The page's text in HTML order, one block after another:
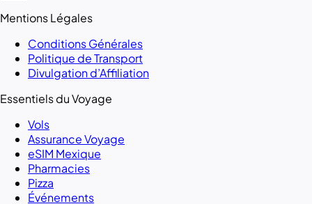
Mentions Légales
Conditions Générales
Politique de Transport
Divulgation d’Affiliation
Essentiels du Voyage
Vols
Assurance Voyage
eSIM Mexique
Pharmacies
Pizza
Événements